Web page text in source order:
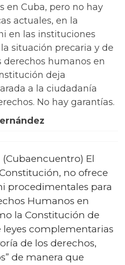
en Cuba, pero no hay
actuales, en la
en las instituciones
situación precaria y de
humanos en
deja
a la ciudadanía
No hay garantías.
(Cubaencuentro) El
no ofrece
procedimentales para
Humanos en
la Constitución de
leyes complementarias
de los derechos,
de manera que